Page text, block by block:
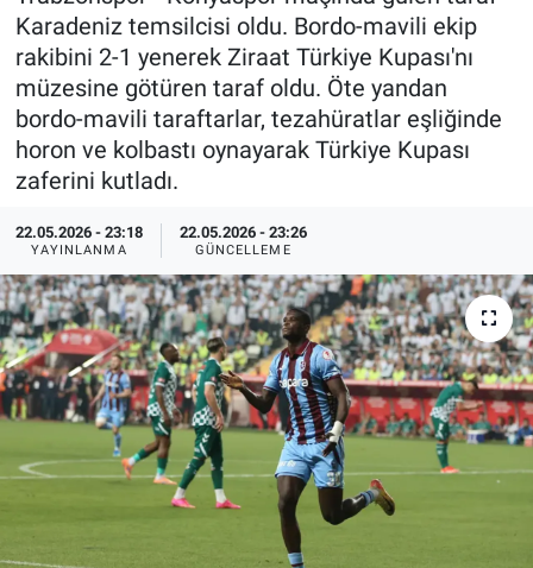
Karadeniz temsilcisi oldu. Bordo-mavili ekip
rakibini 2-1 yenerek Ziraat Türkiye Kupası'nı
müzesine götüren taraf oldu. Öte yandan
bordo-mavili taraftarlar, tezahüratlar eşliğinde
horon ve kolbastı oynayarak Türkiye Kupası
zaferini kutladı.
22.05.2026 - 23:18
YAYINLANMA
22.05.2026 - 23:26
GÜNCELLEME
Özel Haberler
Yazarlar
Dünya
Medya
Özel Haberler
Kadın
Erişim Bilgileri
Sağlık
Teknoloji
Ramazan
Haber Arşivi